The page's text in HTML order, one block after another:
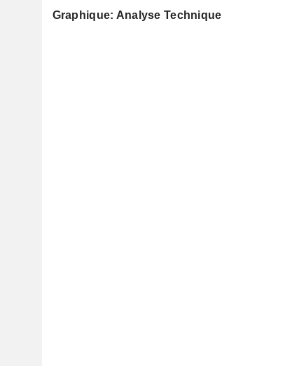
Graphique: Analyse Technique